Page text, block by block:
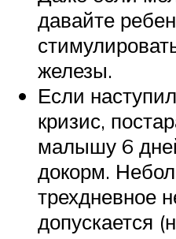
давайте
железы.
Если
кризис,
малышу 6
докорм.
трехдневное
допускается